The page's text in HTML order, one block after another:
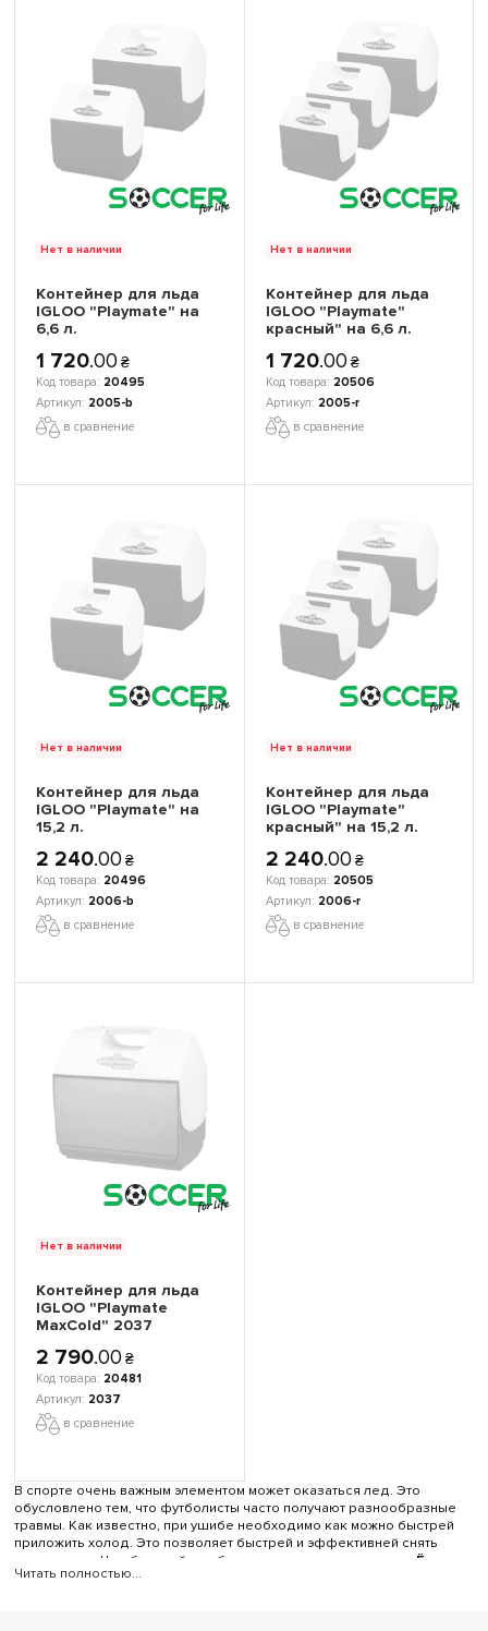
Нет в наличии
Контейнер для льда
IGLOO "Playmate" на
6,6 л.
1 720.00 ₴
20495
2005-b
в сравнение
Нет в наличии
Контейнер для льда
IGLOO "Playmate"
красный" на 6,6 л.
1 720.00 ₴
20506
2005-r
в сравнение
Нет в наличии
Контейнер для льда
IGLOO "Playmate" на
15,2 л.
2 240.00 ₴
20496
2006-b
в сравнение
Нет в наличии
Контейнер для льда
IGLOO "Playmate"
красный" на 15,2 л.
2 240.00 ₴
20505
2006-r
в сравнение
Нет в наличии
Контейнер для льда
IGLOO "Playmate
MaxCold" 2037
2 790.00 ₴
20481
2037
в сравнение
В спорте очень важным элементом может оказаться лед. Это
обусловлено тем, что футболисты часто получают разнообразные
травмы. Как известно, при ушибе необходимо как можно быстрей
приложить холод. Это позволяет быстрей и эффективней снять
воспаление. Чем быстрей все будет проделано, тем лучше. Ёмкости
для льдапо этим причинам представляют собой неотъемлемый
Читать полностью...